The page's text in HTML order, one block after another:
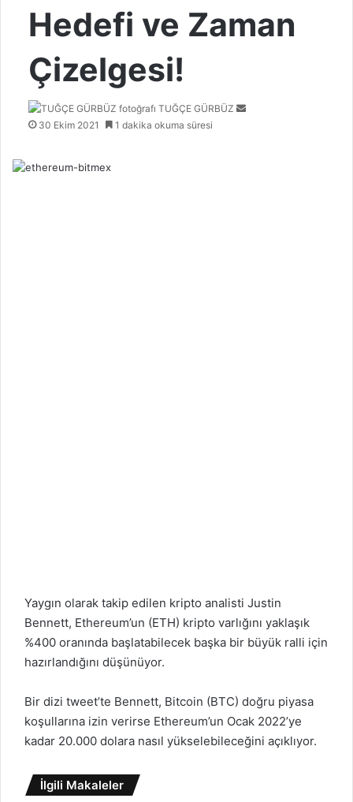
Hedefi ve Zaman
Çizelgesi!
TUĞÇE GÜRBÜZ
Bir
30 Ekim 2021 1 dakika okuma süresi
Yaygın olarak takip edilen kripto analisti Justin
Bennett, Ethereum’un (ETH) kripto varlığını yaklaşık
%400 oranında başlatabilecek başka bir büyük ralli için
hazırlandığını düşünüyor.
Bir dizi tweet’te Bennett, Bitcoin (BTC) doğru piyasa
koşullarına izin verirse Ethereum’un Ocak 2022’ye
kadar 20.000 dolara nasıl yükselebileceğini açıklıyor.
İlgili Makaleler